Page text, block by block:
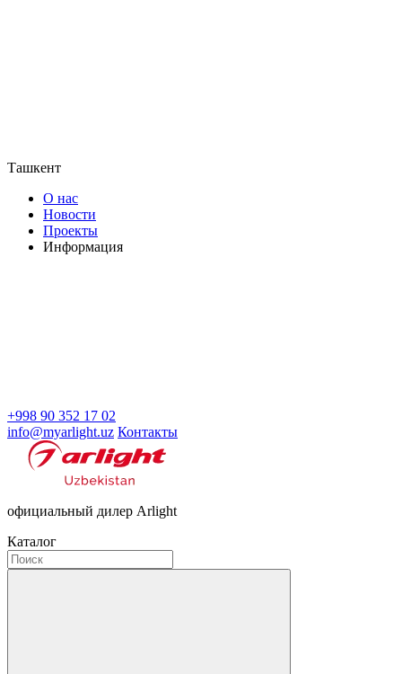
Ташкент
О нас
Новости
Проекты
Информация
+998 90 352 17 02
info@myarlight.uz Контакты
официальный дилер Arlight
Каталог